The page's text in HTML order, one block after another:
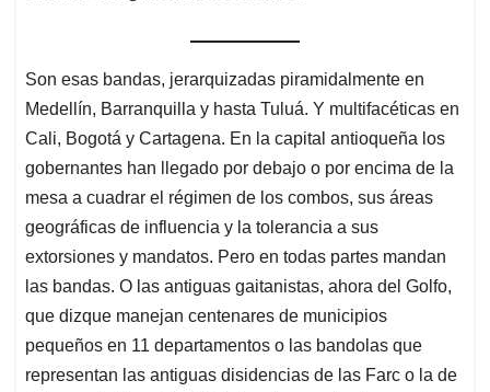
Son esas bandas, jerarquizadas piramidalmente en
Medellín, Barranquilla y hasta Tuluá. Y multifacéticas en
Cali, Bogotá y Cartagena. En la capital antioqueña los
gobernantes han llegado por debajo o por encima de la
mesa a cuadrar el régimen de los combos, sus áreas
geográficas de influencia y la tolerancia a sus
extorsiones y mandatos. Pero en todas partes mandan
las bandas. O las antiguas gaitanistas, ahora del Golfo,
que dizque manejan centenares de municipios
pequeños en 11 departamentos o las bandolas que
representan las antiguas disidencias de las Farc o la de